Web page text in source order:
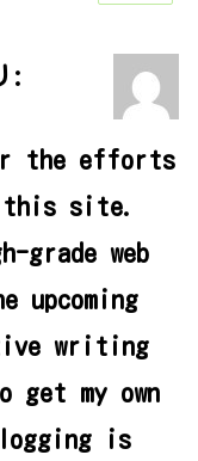
:
the efforts
this site.
grade web
upcoming
writing
my own
is